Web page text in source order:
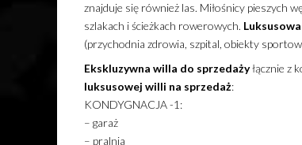
znajduje się również las. Miłośnicy pieszych
szlakach i ścieżkach rowerowych. Luksusowa
(przychodnia zdrowia, szpital, obiekty
Ekskluzywna willa do sprzedażyłącznie z
luksusowej willi na sprzedaż:
KONDYGNACJA -1:
– garaż
– pralnia